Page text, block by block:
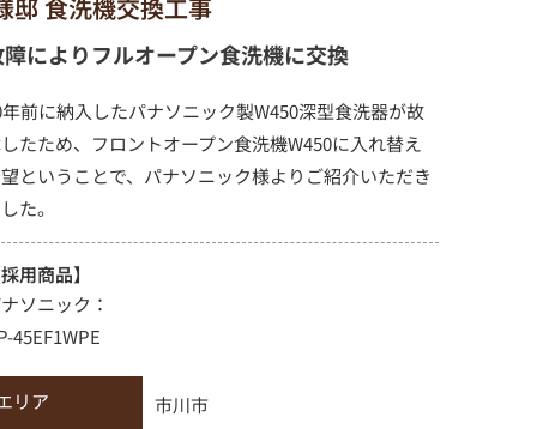
邸 食洗機交換工事
によりフルオープン食洗機に交換
前に納入したパナソニック製W450深型食洗器が故
たため、フロントオープン食洗機W450に入れ替え
ということで、パナソニック様よりご紹介いただき
た。
用商品】
ソニック：
45EF1WPE
リア 市川市